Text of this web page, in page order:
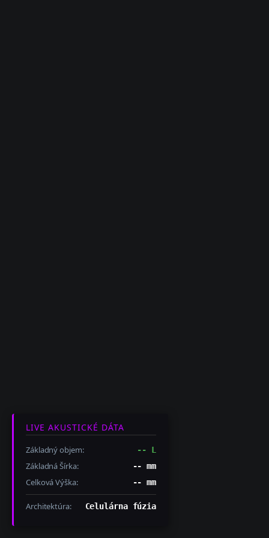
LIVE AKUSTICKÉ DÁTA
Základný objem: -- L
Základná Šírka: -- mm
Celková Výška: -- mm
Architektúra: Celulárna fúzia